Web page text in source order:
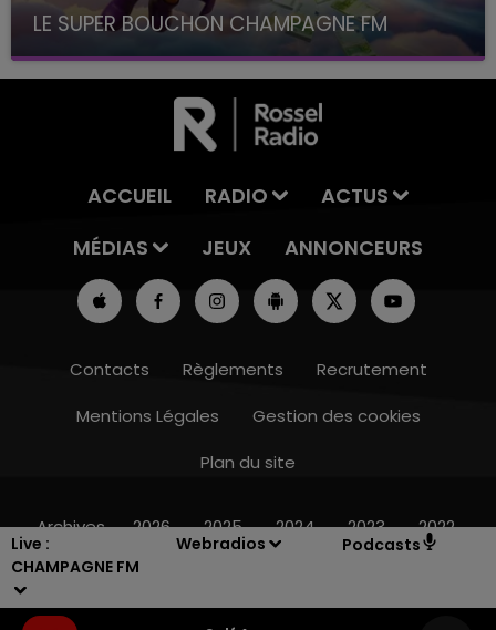
Live :
CHAMPAGNE FM
Webradios Podcasts
LE SUPER BOUCHON CHAMPAGNE FM
avec La Famille Champagne FM, à 8H10
ACCUEIL RADIO
ACTUS
MÉDIAS
JEUX ANNONCEURS
Contacts Règlements
Recrutement
Mentions Légales
Gestion des cookies
Plan du site
Archives 2026 2025 2024 2023 2022